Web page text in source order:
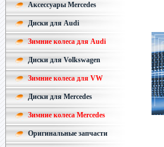
Аксессуары Mercedes
Диски для Audi
Зимние колеса для Audi
Диски для Volkswagen
Зимние колеса для VW
Диски для Mercedes
Зимние колеса Mercedes
Оригинальные запчасти